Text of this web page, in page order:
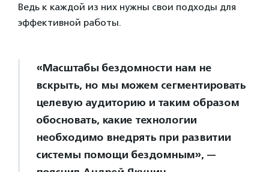
Ведь к каждой из них нужны свои подходы для
эффективной работы.
«Масштабы бездомности нам не
вскрыть, но мы можем сегментировать
целевую аудиторию и таким образом
обосновать, какие технологии
необходимо внедрять при развитии
системы помощи бездомным», —